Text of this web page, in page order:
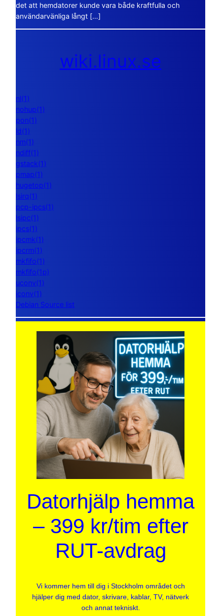
det att hemdatorer kunde vara både kraftfulla och
användarvänliga långt […]
wiki.linux.se
nl(1)
nohup(1)
pon(1)
ld(1)
nm(1)
ndiff(1)
gstack(1)
pmap(1)
hugetop(1)
lsirq(1)
pcp-ipcs(1)
lsipc(1)
ipcs(1)
ipcmk(1)
ipcrm(1)
mkfifo(1)
mkfifo(1p)
uconv(1)
iconv(1)
Debian Source list
Datorhjälp hemma
– 399 kr/tim efter
RUT-avdrag
Vi kommer hem till dig i Stockholm området och
hjälper dig med dator, skrivare, kablar, TV, nätverk
och annat tekniskt.